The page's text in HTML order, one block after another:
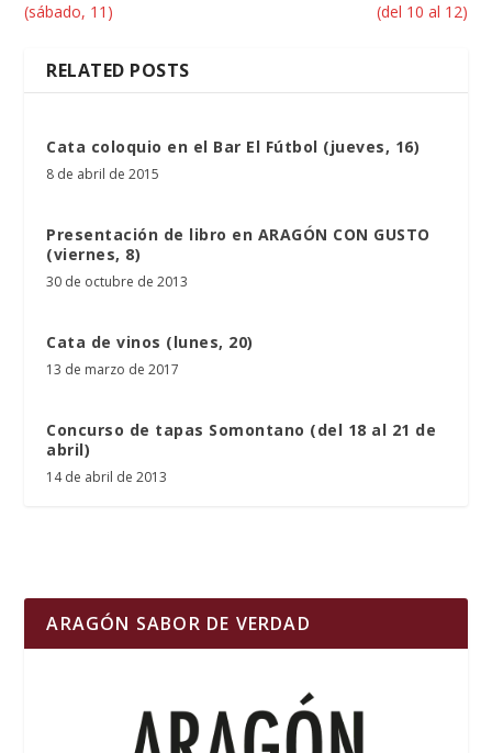
(sábado, 11)
(del 10 al 12)
RELATED POSTS
Cata coloquio en el Bar El Fútbol (jueves, 16)
8 de abril de 2015
Presentación de libro en ARAGÓN CON GUSTO
(viernes, 8)
30 de octubre de 2013
Cata de vinos (lunes, 20)
13 de marzo de 2017
Concurso de tapas Somontano (del 18 al 21 de
abril)
14 de abril de 2013
ARAGÓN SABOR DE VERDAD